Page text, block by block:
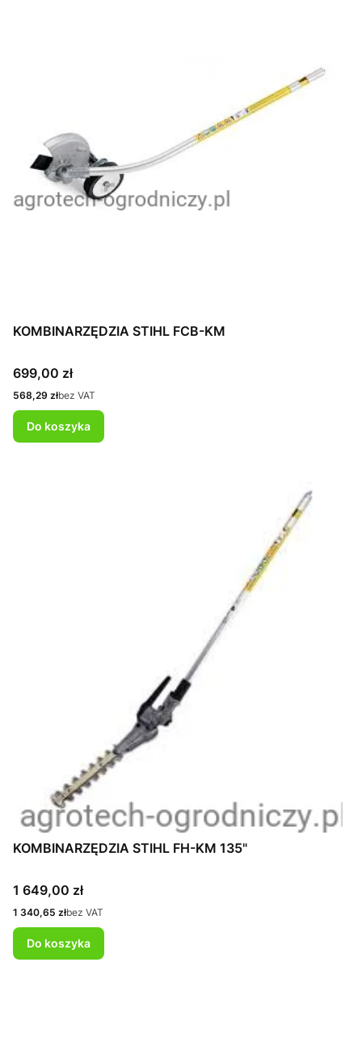
KOMBINARZĘDZIA STIHL FCB-KM
Cena
699,00 zł
Cena
568,29 złbez VAT
Do koszyka
KOMBINARZĘDZIA STIHL FH-KM 135"
Cena
1 649,00 zł
Cena
1 340,65 złbez VAT
Do koszyka